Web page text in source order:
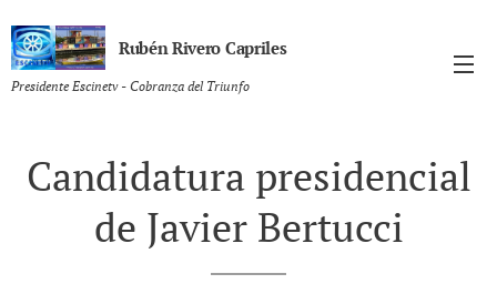
Rubén Rivero Capriles
Presidente Escinetv - Cobranza del Triunfo
Candidatura presidencial
de Javier Bertucci